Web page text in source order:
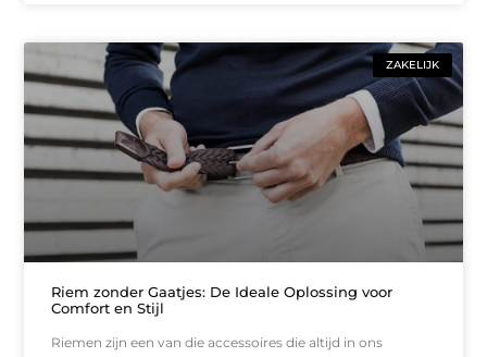
ZAKELIJK
Riem zonder Gaatjes: De Ideale Oplossing voor
Comfort en Stijl
Riemen zijn een van die accessoires die altijd in ons